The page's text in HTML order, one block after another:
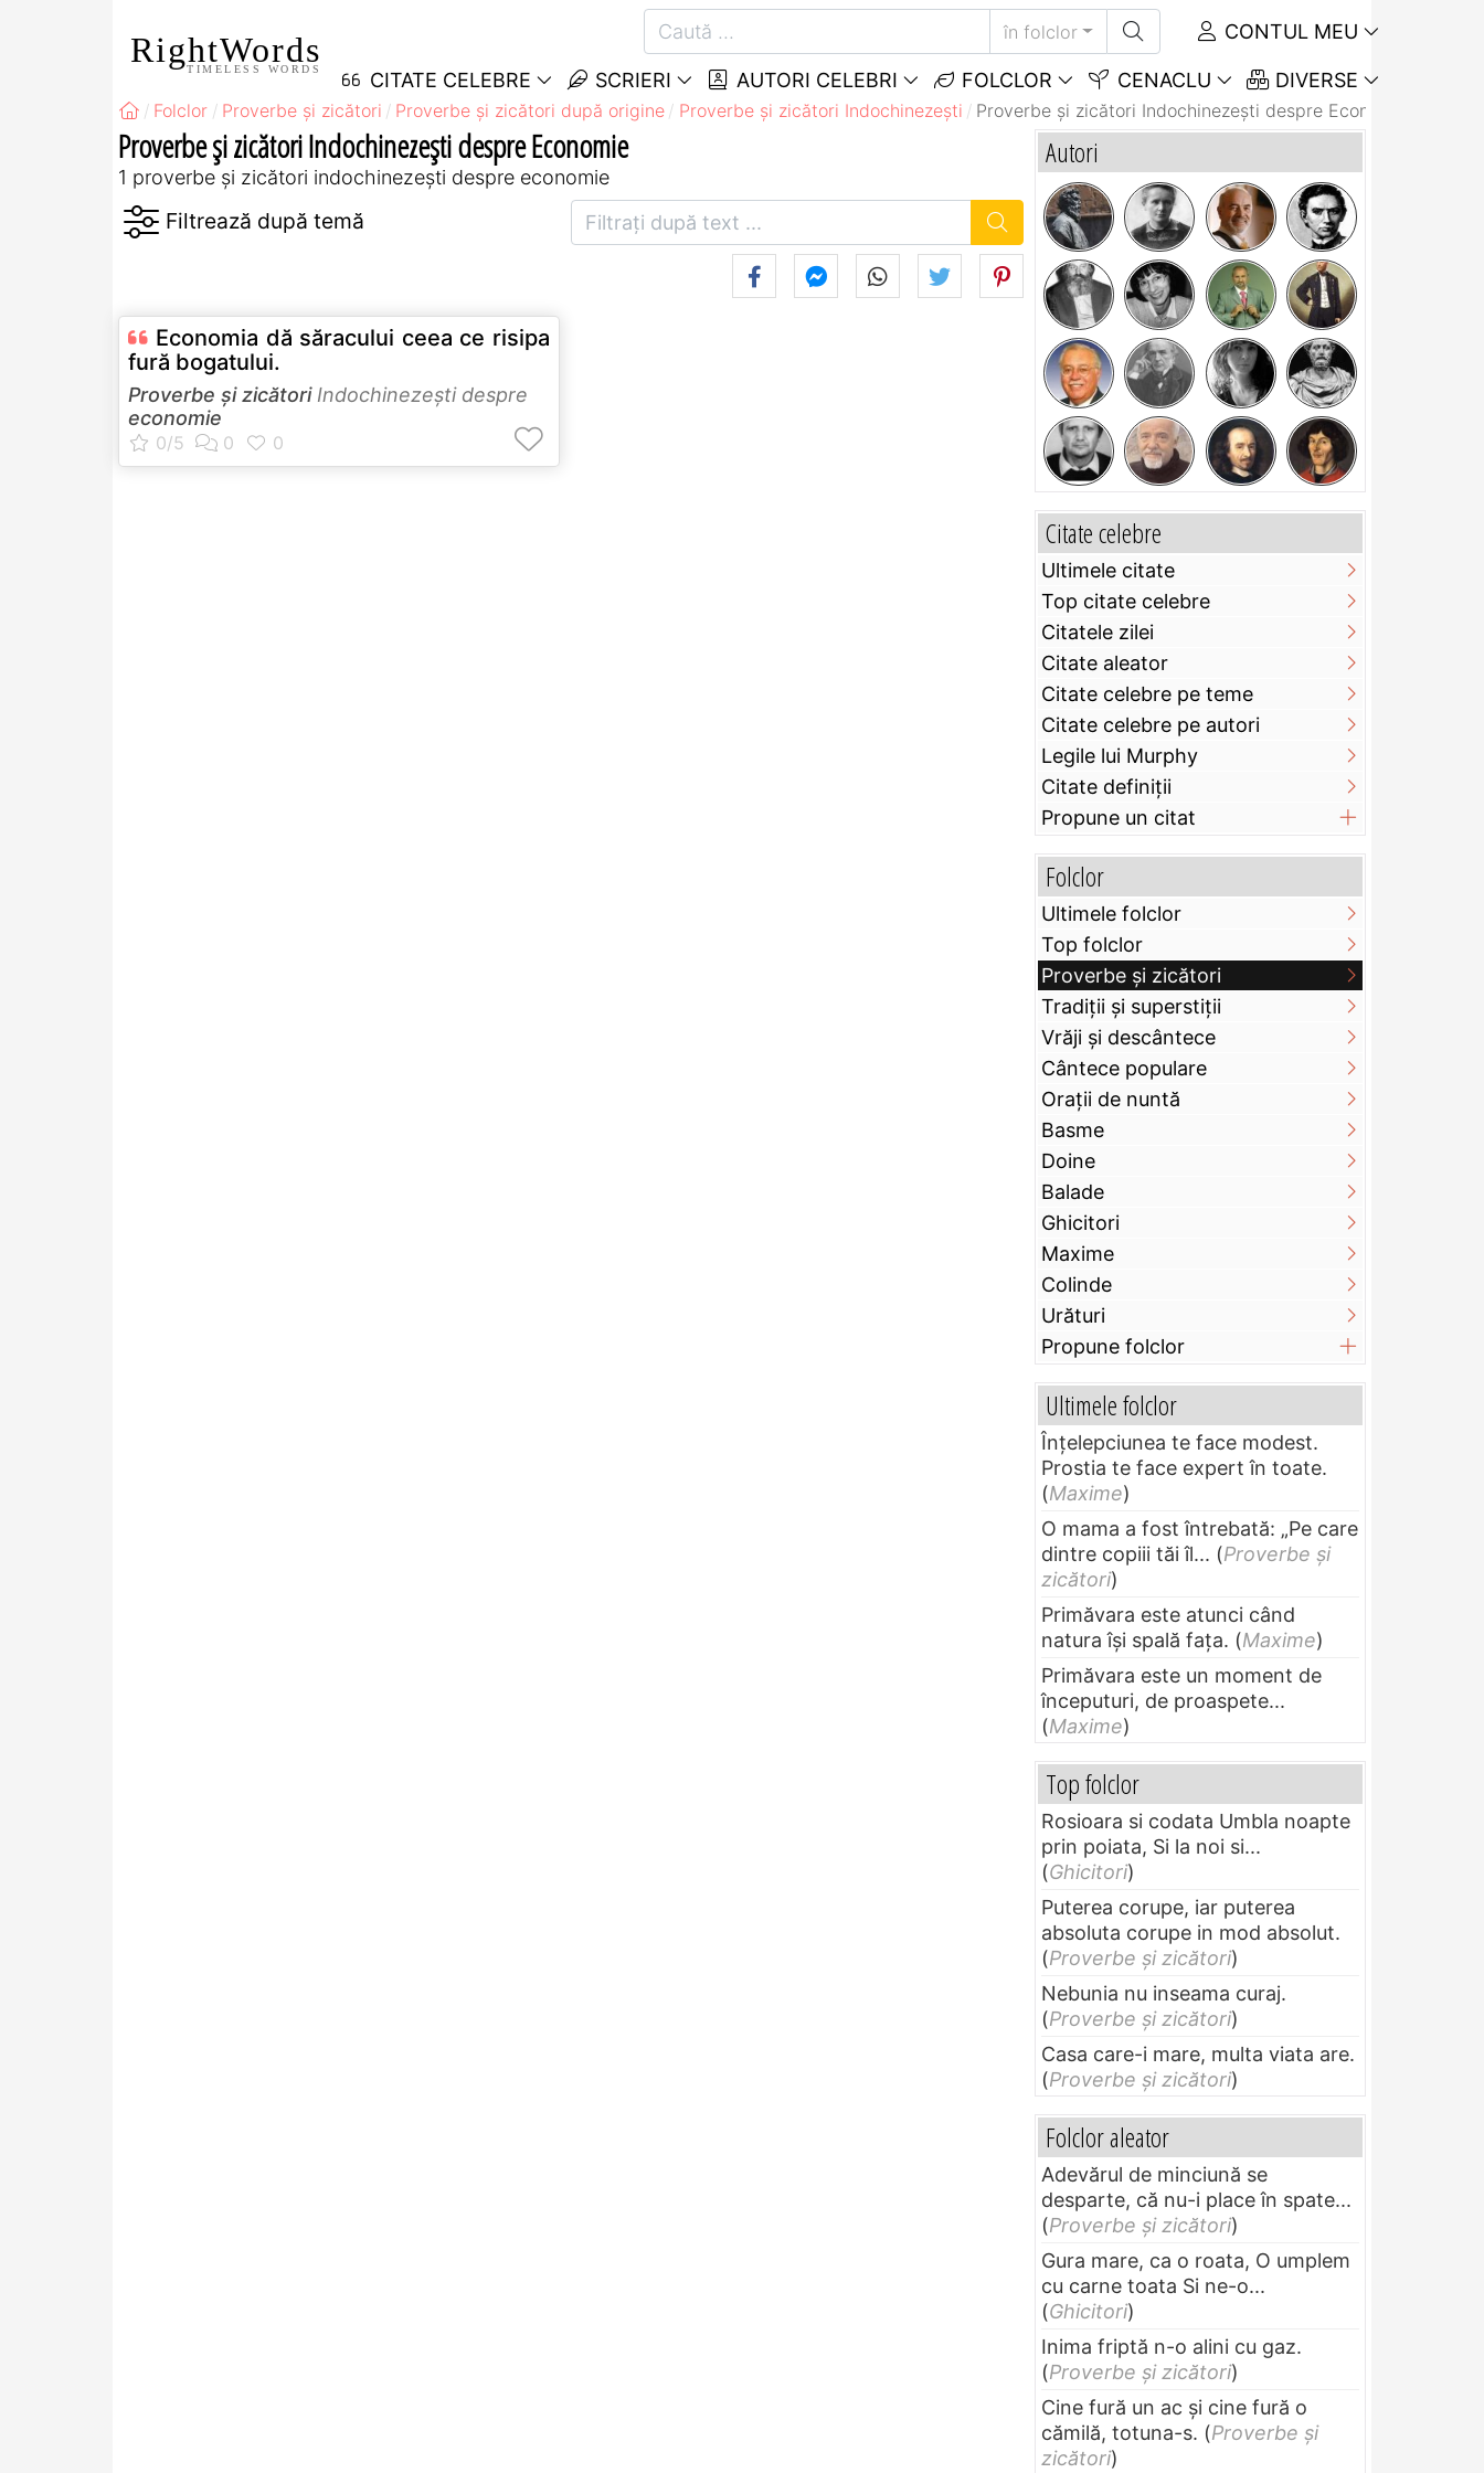
RightWords
TIMELESS WORDS
în folclor CONTUL MEU
CITATE CELEBRE SCRIERI AUTORI CELEBRI FOLCLOR CENACLU DIVERSE
Folclor Proverbe și zicători Proverbe și zicători după origine Proverbe și zicători Indochinezeşti Proverbe și zicători Indochinezeşti despre Economie
Proverbe și zicători Indochinezeşti despre Economie
1 proverbe și zicători indochinezeşti despre economie
Economia dă săracului ceea ce risipa
fură bogatului.
Proverbe și zicătoriIndochinezeşti despre
economie
Autori
Citate celebre
Ultimele citate
Top citate celebre
Citatele zilei
Citate aleator
Citate celebre pe teme
Citate celebre pe autori
Legile lui Murphy
Citate definiţii
Propune un citat
Folclor
Ultimele folclor
Top folclor
Proverbe și zicători
Tradiții și superstiții
Vrăji și descântece
Cântece populare
Orații de nuntă
Basme
Doine
Balade
Ghicitori
Maxime
Colinde
Urături
Propune folclor
Ultimele folclor
Înțelepciunea te face modest.
Prostia te face expert în toate.
(Maxime)
O mama a fost întrebată: „Pe care
dintre copiii tăi îl... (Proverbe și
zicători)
Primăvara este atunci când
natura își spală fața. (Maxime)
Primăvara este un moment de
începuturi, de proaspete...
(Maxime)
Top folclor
Rosioara si codata Umbla noapte
prin poiata, Si la noi si...
(Ghicitori)
Puterea corupe, iar puterea
absoluta corupe in mod absolut.
(Proverbe și zicători)
Nebunia nu inseama curaj.
(Proverbe și zicători)
Casa care-i mare, multa viata are.
(Proverbe și zicători)
Folclor aleator
Adevărul de minciună se
desparte, că nu-i place în spate...
(Proverbe și zicători)
Gura mare, ca o roata, O umplem
cu carne toata Si ne-o...
(Ghicitori)
Inima friptă n-o alini cu gaz.
(Proverbe și zicători)
Cine fură un ac şi cine fură o
cămilă, totuna-s. (Proverbe și
zicători)